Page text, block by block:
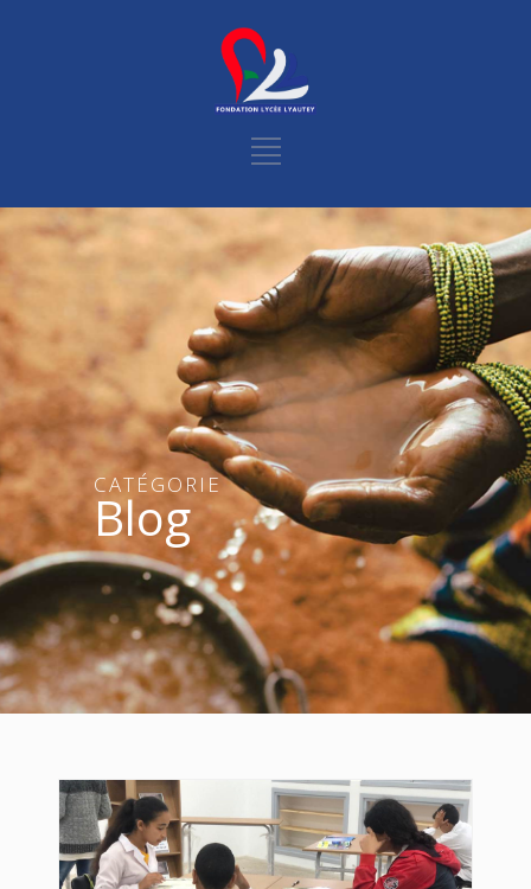
CATÉGORIE
Blog